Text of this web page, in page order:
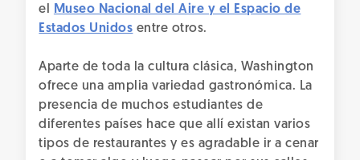
el
Museo Nacional del Aire y el Espacio de
Estados Unidos entre otros.
Aparte de toda la cultura clásica, Washington
ofrece una amplia variedad gastronómica. La
presencia de muchos estudiantes de
diferentes países hace que allí existan varios
tipos de restaurantes y es agradable ir a cenar